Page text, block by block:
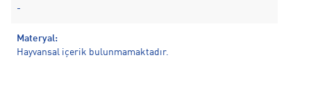
-
Materyal:
Hayvansal içerik bulunmamaktadır.